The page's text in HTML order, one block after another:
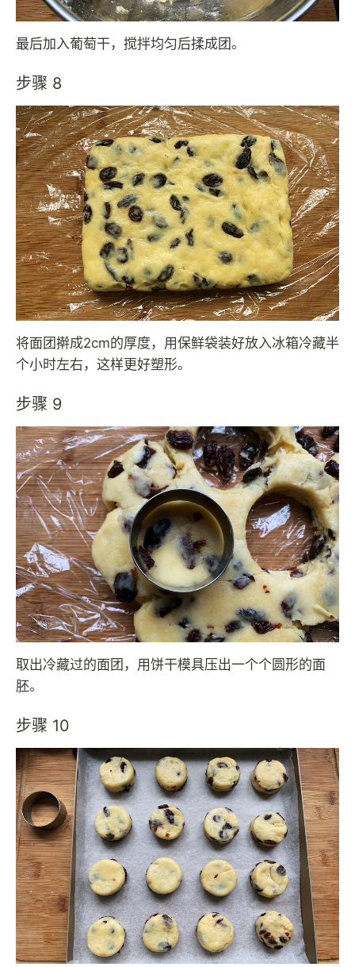
最后加入葡萄干，搅拌均匀后揉成团。
步骤 8
将面团擀成2cm的厚度，用保鲜袋装好放入冰箱冷藏半
个小时左右，这样更好塑形。
步骤 9
取出冷藏过的面团，用饼干模具压出一个个圆形的面
胚。
步骤 10